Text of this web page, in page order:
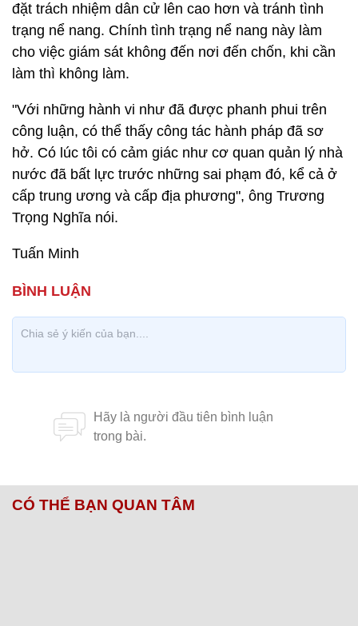
đặt trách nhiệm dân cử lên cao hơn và tránh tình
trạng nể nang. Chính tình trạng nể nang này làm
cho việc giám sát không đến nơi đến chốn, khi cần
làm thì không làm.
"Với những hành vi như đã được phanh phui trên
công luận, có thể thấy công tác hành pháp đã sơ
hở. Có lúc tôi có cảm giác như cơ quan quản lý nhà
nước đã bất lực trước những sai phạm đó, kể cả ở
cấp trung ương và cấp địa phương", ông Trương
Trọng Nghĩa nói.
Tuấn Minh
CÓ THỂ BẠN QUAN TÂM